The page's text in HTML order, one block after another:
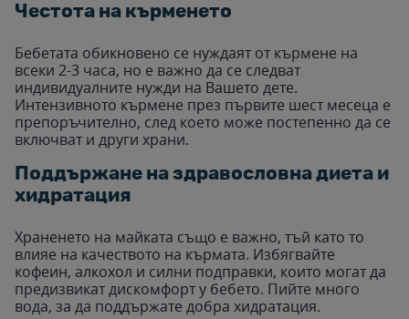
Честота на кърменето
Бебетата обикновено се нуждаят от кърмене на
всеки 2-3 часа, но е важно да се следват
индивидуалните нужди на Вашето дете.
Интензивното кърмене през първите шест месеца е
препоръчително, след което може постепенно да се
включват и други храни.
Поддържане на здравословна диета и
хидратация
Храненето на майката също е важно, тъй като то
влияе на качеството на кърмата. Избягвайте
кофеин, алкохол и силни подправки, които могат да
предизвикат дискомфорт у бебето. Пийте много
вода, за да поддържате добра хидратация.